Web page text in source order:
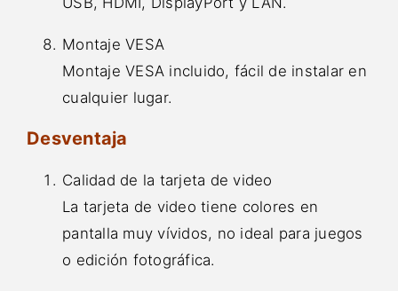
Montaje VESA
Montaje VESA incluido, fácil de instalar en
cualquier lugar.
Desventaja
Calidad de la tarjeta de video
La tarjeta de video tiene colores en
pantalla muy vívidos, no ideal para juegos
o edición fotográfica.